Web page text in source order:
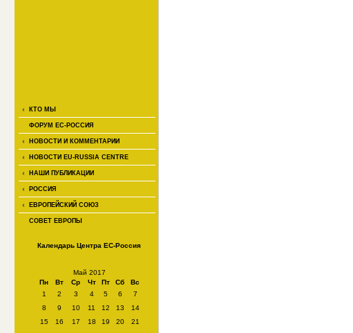
КТО МЫ
ФОРУМ ЕС-РОССИЯ
НОВОСТИ И КОММЕНТАРИИ
НОВОСТИ EU-RUSSIA CENTRE
НАШИ ПУБЛИКАЦИИ
РОССИЯ
ЕВРОПЕЙСКИЙ СОЮЗ
СОВЕТ ЕВРОПЫ
Календарь Центра ЕС-Россия
Май 2017
Пн
Вт Ср Чт Пт Сб
Вс
1
2 3 4 5 6
7
8
9 10 11 12 13
14
15
16 17 18 19 20
21